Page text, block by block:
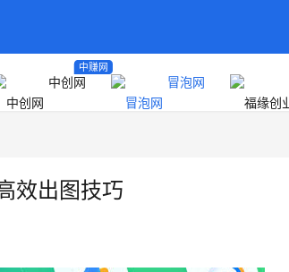
中创网
中赚网
冒泡网
效出图技巧